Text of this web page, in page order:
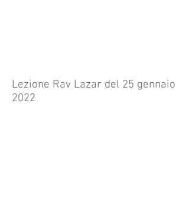
Lezione Rav Lazar del 25 gennaio
2022